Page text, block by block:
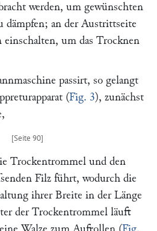
werden, um gewünschten
dämpfen; an der Austrittseite
einschalten, um das Trocknen
passirt, so gelangt
(Fig. 3), zunächst
Trockentrommel und den
Filz führt, wodurch die
ihrer Breite in der Länge
der Trockentrommel läuft